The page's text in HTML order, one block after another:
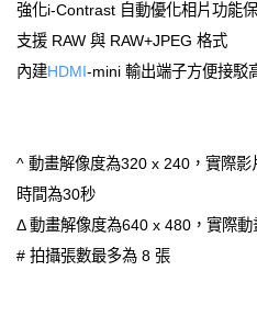
強化i-Contrast 自動優化相片功能
支援 RAW 與 RAW+JPEG 格式
內建HDMI-mini 輸出端子方便接駁
^ 動畫解像度為320 x 240，實際
時間為30秒
Δ 動畫解像度為640 x 480，實際
# 拍攝張數最多為 8 張